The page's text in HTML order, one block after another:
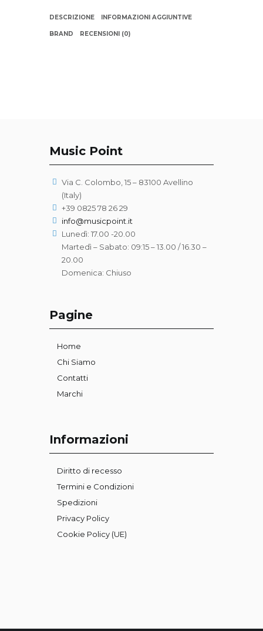
DESCRIZIONE INFORMAZIONI AGGIUNTIVE
BRAND RECENSIONI (0)
Music Point
Via C. Colombo, 15 – 83100 Avellino
(Italy)
+39 0825 78 26 29
info@musicpoint.it
Lunedì: 17.00 -20.00
Martedì – Sabato: 09:15 – 13.00 / 16.30 –
20.00
Domenica: Chiuso
Pagine
Home
Chi Siamo
Contatti
Marchi
Informazioni
Diritto di recesso
Termini e Condizioni
Spedizioni
Privacy Policy
Cookie Policy (UE)